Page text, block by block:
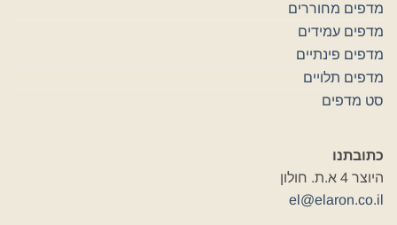
מדפים מחוררים
מדפים עמידים
מדפים פינתיים
מדפים תלויים
סט מדפים
כתובתנו
היוצר 4 א.ת. חולון
el@elaron.co.il